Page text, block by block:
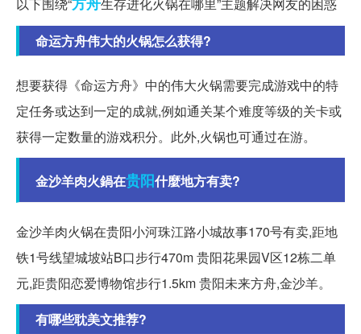
以下围绕“
生存进化火锅在哪里”主题解决网友的困惑
命运方舟伟大的火锅怎么获得?
想要获得《命运方舟》中的伟大火锅需要完成游戏中的特
定任务或达到一定的成就,例如通关某个难度等级的关卡或
获得一定数量的游戏积分。此外,火锅也可通过在游。
金沙羊肉火鍋在贵阳什麼地方有卖?
金沙羊肉火锅在贵阳小河珠江路小城故事170号有卖,距地
铁1号线望城坡站B口步行470m 贵阳花果园V区12栋二单
元,距贵阳恋爱博物馆步行1.5km 贵阳未来方舟,金沙羊。
有哪些耽美文推荐?